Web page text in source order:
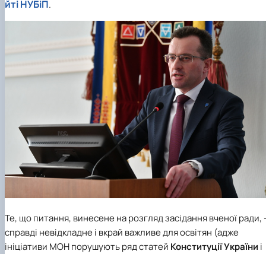
йті НУБіП.
Те, що питання, винесене на розгляд засідання вченої ради,
справді невідкладне і вкрай важливе для освітян (адже
ініціативи МОН порушують ряд статей Конституції України і